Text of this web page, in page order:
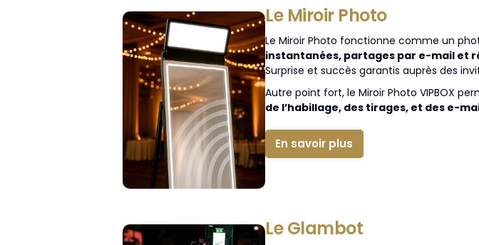
Le Miroir Photo
Le Miroir Photo fonctionne comme un
instantanées, partages par e-mail et
Surprise et succès garantis auprès des
Autre point fort, le Miroir Photo VIPBOX
de l’habillage, des tirages, et des e-
En savoir plus
Le Glambot